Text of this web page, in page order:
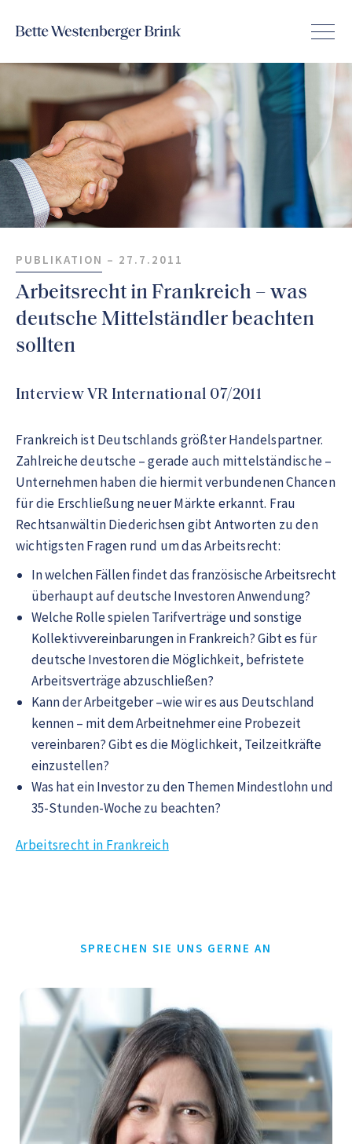
PUBLIKATION – 27.7.2011
Arbeitsrecht in Frankreich – was
deutsche Mittelständler beachten
sollten
Interview VR International 07/2011
Frankreich ist Deutschlands größter Handelspartner.
Zahlreiche deutsche – gerade auch mittelständische –
Unternehmen haben die hiermit verbundenen Chancen
für die Erschließung neuer Märkte erkannt. Frau
Rechtsanwältin Diederichsen gibt Antworten zu den
wichtigsten Fragen rund um das Arbeitsrecht:
In welchen Fällen findet das französische Arbeitsrecht
überhaupt auf deutsche Investoren Anwendung?
Welche Rolle spielen Tarifverträge und sonstige
Kollektivvereinbarungen in Frankreich? Gibt es für
deutsche Investoren die Möglichkeit, befristete
Arbeitsverträge abzuschließen?
Kann der Arbeitgeber –wie wir es aus Deutschland
kennen – mit dem Arbeitnehmer eine Probezeit
vereinbaren? Gibt es die Möglichkeit, Teilzeitkräfte
einzustellen?
Was hat ein Investor zu den Themen Mindestlohn und
35-Stunden-Woche zu beachten?
Arbeitsrecht in Frankreich
SPRECHEN SIE UNS GERNE AN